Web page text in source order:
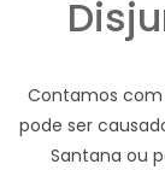
Contamos com
pode ser
Santana ou